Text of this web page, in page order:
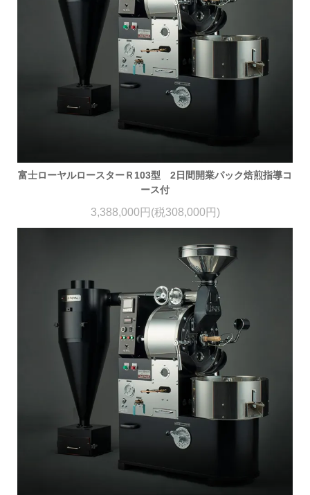
富士ローヤルロースターＲ103型 2日間開業パック焙煎指導コ
ース付
3,388,000円(税308,000円)